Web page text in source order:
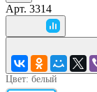
Арт. 3314
Цвет: белый